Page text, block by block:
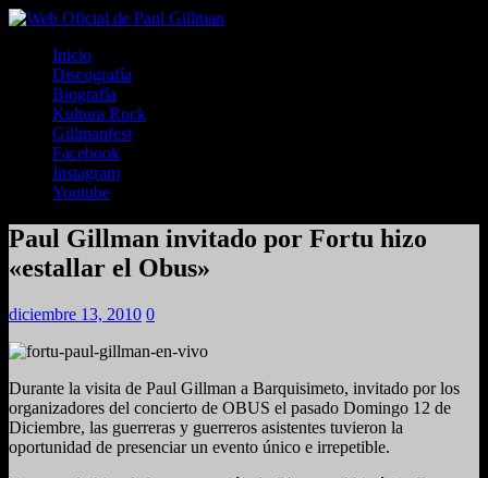
Inicio
Discografía
Biografía
Kultura Rock
Gillmanfest
Facebook
Instagram
Youtube
Paul Gillman invitado por Fortu hizo
«estallar el Obus»
diciembre 13, 2010 0
Durante la visita de Paul Gillman a Barquisimeto, invitado por los
organizadores del concierto de OBUS el pasado Domingo 12 de
Diciembre, las guerreras y guerreros asistentes tuvieron la
oportunidad de presenciar un evento único e irrepetible.